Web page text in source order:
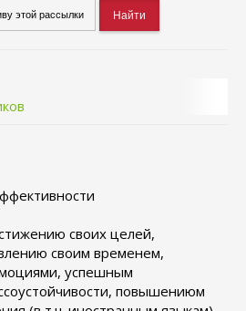
своих целей,
своим временем,
успешным
повышениюм